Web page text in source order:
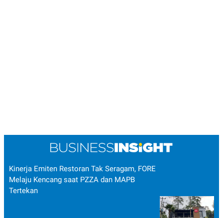
Kinerja Emiten Restoran Tak Seragam, FORE
Melaju Kencang saat PZZA dan MAPB
Tertekan